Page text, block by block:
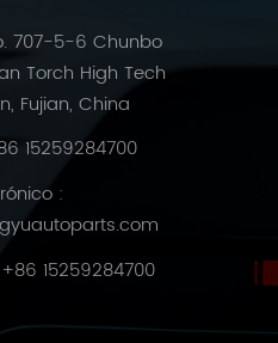
707-5-6 Chunbo
Torch High Tech
Fujian, China
15259284700
:
+86 15259284700